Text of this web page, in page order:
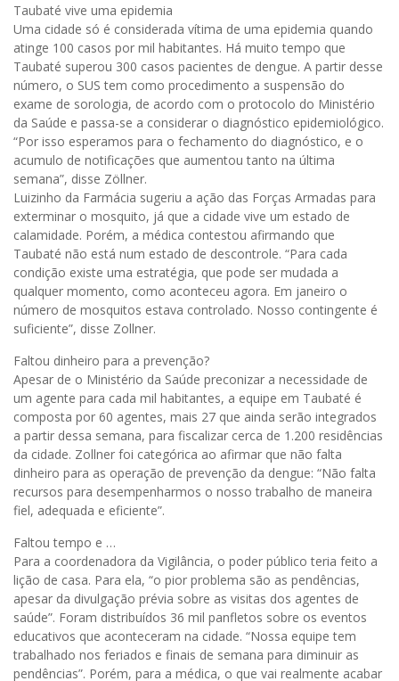
Taubaté vive uma epidemia
Uma cidade só é considerada vítima de uma epidemia quando
atinge 100 casos por mil habitantes. Há muito tempo que
Taubaté superou 300 casos pacientes de dengue. A partir desse
número, o SUS tem como procedimento a suspensão do
exame de sorologia, de acordo com o protocolo do Ministério
da Saúde e passa-se a considerar o diagnóstico epidemiológico.
“Por isso esperamos para o fechamento do diagnóstico, e o
acumulo de notificações que aumentou tanto na última
semana”, disse Zöllner.
Luizinho da Farmácia sugeriu a ação das Forças Armadas para
exterminar o mosquito, já que a cidade vive um estado de
calamidade. Porém, a médica contestou afirmando que
Taubaté não está num estado de descontrole. “Para cada
condição existe uma estratégia, que pode ser mudada a
qualquer momento, como aconteceu agora. Em janeiro o
número de mosquitos estava controlado. Nosso contingente é
suficiente”, disse Zollner.
Faltou dinheiro para a prevenção?
Apesar de o Ministério da Saúde preconizar a necessidade de
um agente para cada mil habitantes, a equipe em Taubaté é
composta por 60 agentes, mais 27 que ainda serão integrados
a partir dessa semana, para fiscalizar cerca de 1.200 residências
da cidade. Zollner foi categórica ao afirmar que não falta
dinheiro para as operação de prevenção da dengue: “Não falta
recursos para desempenharmos o nosso trabalho de maneira
fiel, adequada e eficiente”.
Faltou tempo e …
Para a coordenadora da Vigilância, o poder público teria feito a
lição de casa. Para ela, “o pior problema são as pendências,
apesar da divulgação prévia sobre as visitas dos agentes de
saúde”. Foram distribuídos 36 mil panfletos sobre os eventos
educativos que aconteceram na cidade. “Nossa equipe tem
trabalhado nos feriados e finais de semana para diminuir as
pendências”. Porém, para a médica, o que vai realmente acabar